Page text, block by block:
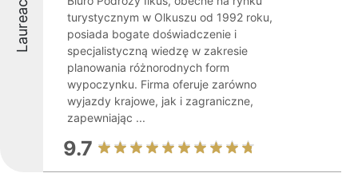
Laureaci
turystycznym w Olkuszu od 1992 roku,
posiada bogate doświadczenie i
specjalistyczną wiedzę w zakresie
planowania różnorodnych form
wypoczynku. Firma oferuje zarówno
wyjazdy krajowe, jak i zagraniczne,
zapewniając ...
9.7